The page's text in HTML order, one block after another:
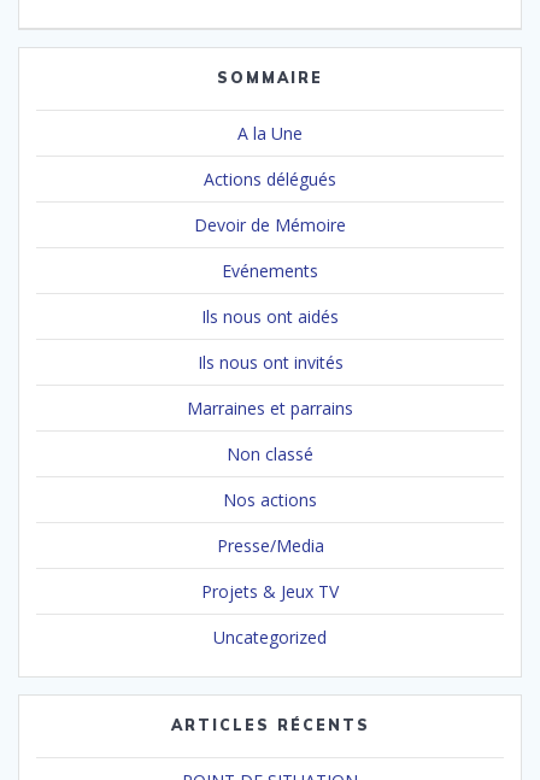
SOMMAIRE
A la Une
Actions délégués
Devoir de Mémoire
Evénements
Ils nous ont aidés
Ils nous ont invités
Marraines et parrains
Non classé
Nos actions
Presse/Media
Projets & Jeux TV
Uncategorized
ARTICLES RÉCENTS